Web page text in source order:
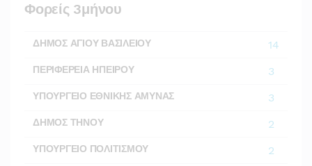
Φορείς 3μήνου
ΔΗΜΟΣ ΑΓΙΟΥ ΒΑΣΙΛΕΙΟΥ 14
ΠΕΡΙΦΕΡΕΙΑ ΗΠΕΙΡΟΥ 3
ΥΠΟΥΡΓΕΙΟ ΕΘΝΙΚΗΣ ΑΜΥΝΑΣ 3
ΔΗΜΟΣ ΤΗΝΟΥ 2
ΥΠΟΥΡΓΕΙΟ ΠΟΛΙΤΙΣΜΟΥ 2